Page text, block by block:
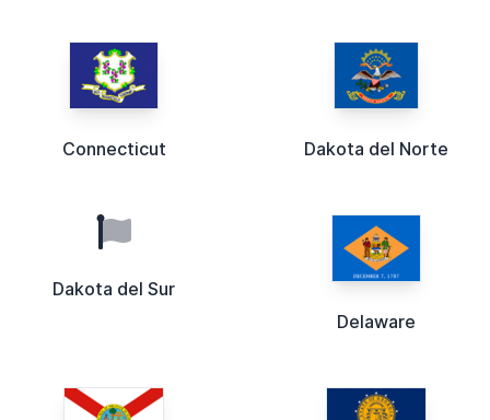
Connecticut Dakota del Norte
Dakota del Sur
Delaware